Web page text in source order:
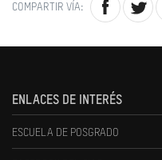
COMPARTIR VÍA:
ENLACES DE INTERÉS
ESCUELA DE POSGRADO